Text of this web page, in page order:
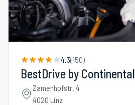
4.3(150)
BestDrive by Continental
Zamenhofstr. 4
4020 Linz